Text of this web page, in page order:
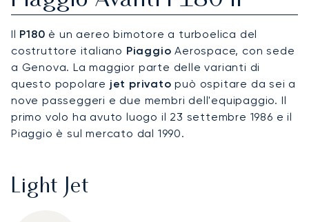
Il P180 è un aereo bimotore a turboelica del
costruttore italiano Piaggio Aerospace, con sede
a Genova. La maggior parte delle varianti di
questo popolare jet privato può ospitare da sei a
nove passeggeri e due membri dell'equipaggio. Il
primo volo ha avuto luogo il 23 settembre 1986 e il
Piaggio è sul mercato dal 1990.
Light Jet